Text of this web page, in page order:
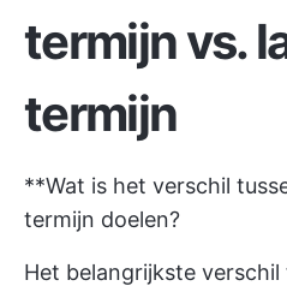
termijn vs.
termijn
**Wat is het verschil
termijn doelen?
Het belangrijkste